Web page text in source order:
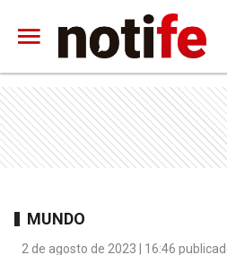
MUNDO
2 de agosto de 2023 | 16:46